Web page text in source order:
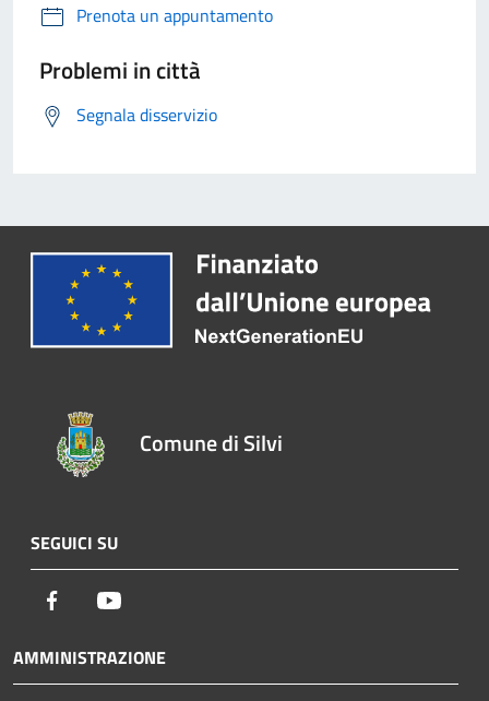
Prenota un appuntamento
Problemi in città
Segnala disservizio
Comune di Silvi
SEGUICI SU
Facebook
AMMINISTRAZIONE